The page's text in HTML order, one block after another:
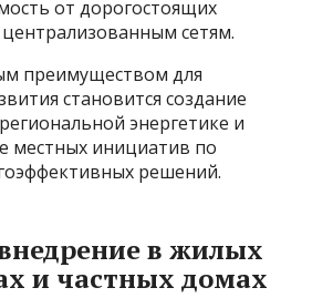
от дорогостоящих
сетям.
преимуществом для
становится создание
энергетике и
местных инициатив по
решений.
в жилых
и частных домах